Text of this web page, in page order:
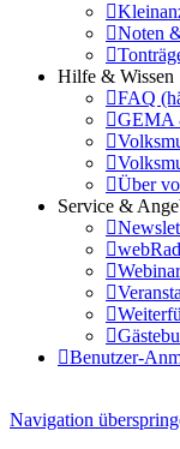
Noten
Hilfe & Wissen
FAQ
GEMA
Über
Service &
Benutzer-
Navigation